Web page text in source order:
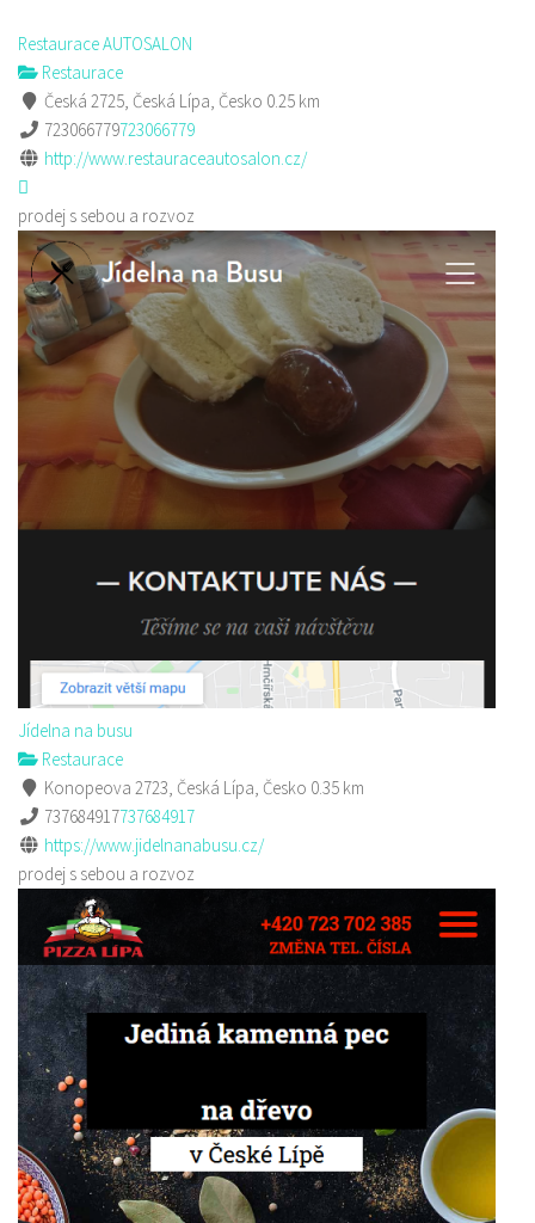
Restaurace AUTOSALON
Restaurace
Česká 2725, Česká Lípa, Česko 0.25 km
723066779723066779
http://www.restauraceautosalon.cz/
prodej s sebou a rozvoz
Jídelna na busu
Restaurace
Konopeova 2723, Česká Lípa, Česko 0.35 km
737684917737684917
https://www.jidelnanabusu.cz/
prodej s sebou a rozvoz